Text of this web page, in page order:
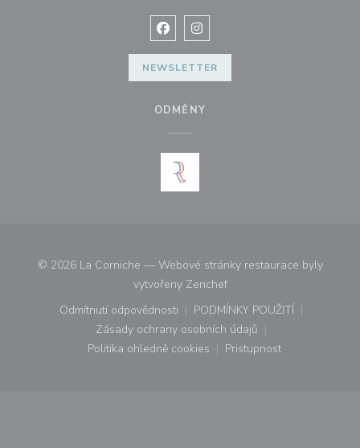
Facebook ((otevře se v novém
Instagram ((otevře se v
NEWSLETTER
ODMĚNY
© 2026 La Corniche — Webové stránky restaurace byly
vytvořeny Zenchef((otevře se v novém okně))
Odmítnutí odpovědnosti
((otevře se v novém okně))
PODMÍNKY POUŽITÍ
((otevře se v novém
Zásady ochrany osobních údajů
((otevře se v novém okně))
Politika ohledně cookies
((otevře se v novém okně))
Pristupnost
((otevře se v novém